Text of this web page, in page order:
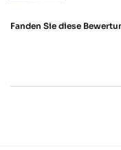
Fanden Sie diese